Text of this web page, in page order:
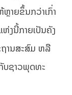
າຍຂຶ້ນກວ່າເກົ່າ
ງນີ້ກາຍເປັນຄັງ
ຖານສະສົມ ຫລື
ບຊາວພຸດທະ